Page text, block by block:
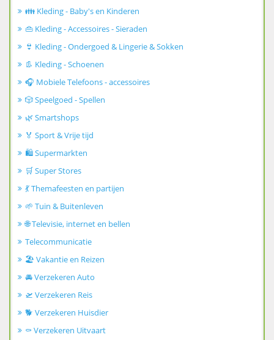
👪 Kleding - Baby's en Kinderen
👜 Kleding - Accessoires - Sieraden
👙 Kleding - Ondergoed & Lingerie & Sokken
👢 Kleding - Schoenen
🎧 Mobiele Telefoons - accessoires
🎲 Speelgoed - Spellen
🌿 Smartshops
🏅 Sport & Vrije tijd
🛍️ Supermarkten
🛒 Super Stores
💃 Themafeesten en partijen
🌱 Tuin & Buitenleven
🌐 Televisie, internet en bellen
Telecommunicatie
🏖️ Vakantie en Reizen
🚘 Verzekeren Auto
🛫 Verzekeren Reis
🐕 Verzekeren Huisdier
⚰️ Verzekeren Uitvaart